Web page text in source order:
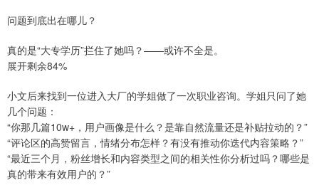
问题到底出在哪儿？
真的是“大专学历”拦住了她吗？——或许不全是。
展开剩余84%
小文后来找到一位进入大厂的学姐做了一次职业咨询。学姐只问了她
几个问题：
“你那几篇10w+，用户画像是什么？是靠自然流量还是补贴拉动的？”
“评论区的高赞留言，情绪分布怎样？有没有推动你迭代内容策略？”
“最近三个月，粉丝增长和内容类型之间的相关性你分析过吗？哪些是
真的带来有效用户的？”